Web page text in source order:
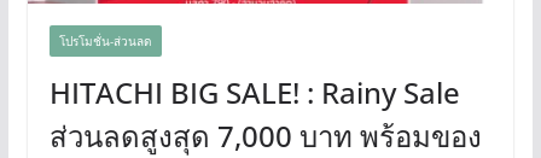
โปรโมชั่น-ส่วนลด
HITACHI BIG SALE! : Rainy Sale
ส่วนลดสูงสุด 7,000 บาท พร้อมของ